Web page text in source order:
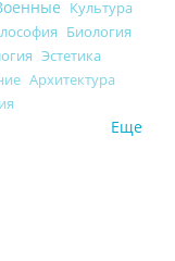
Культура
Биология
Эстетика
Архитектура
Еще